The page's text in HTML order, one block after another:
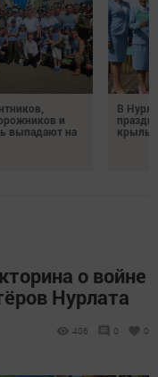
и
выпадают на
В
о войне
Нурлата
406 0 0